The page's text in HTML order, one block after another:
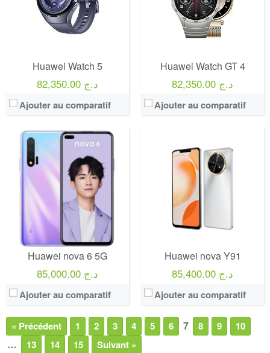
Huawei Watch 5
82,350.00 د.ج
Ajouter au comparatif
Huawei Watch GT 4
82,350.00 د.ج
Ajouter au comparatif
Huawei nova 6 5G
85,000.00 د.ج
Ajouter au comparatif
Huawei nova Y91
85,400.00 د.ج
Ajouter au comparatif
« Précédent 1 2 3 4 5 6 7 8 9 10
… 13 14 15 Suivant »